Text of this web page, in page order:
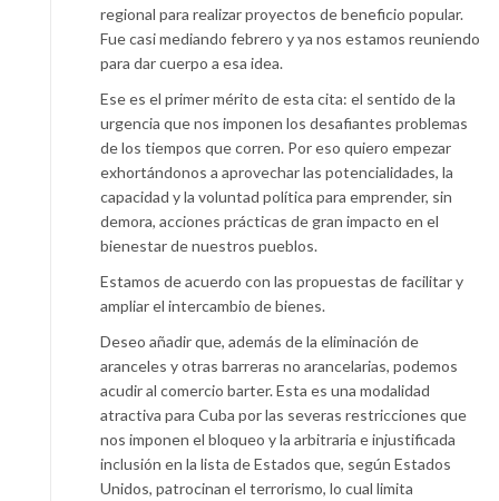
regional para realizar proyectos de beneficio popular.
Fue casi mediando febrero y ya nos estamos reuniendo
para dar cuerpo a esa idea.
Ese es el primer mérito de esta cita: el sentido de la
urgencia que nos imponen los desafiantes problemas
de los tiempos que corren. Por eso quiero empezar
exhortándonos a aprovechar las potencialidades, la
capacidad y la voluntad política para emprender, sin
demora, acciones prácticas de gran impacto en el
bienestar de nuestros pueblos.
Estamos de acuerdo con las propuestas de facilitar y
ampliar el intercambio de bienes.
Deseo añadir que, además de la eliminación de
aranceles y otras barreras no arancelarias, podemos
acudir al comercio barter. Esta es una modalidad
atractiva para Cuba por las severas restricciones que
nos imponen el bloqueo y la arbitraria e injustificada
inclusión en la lista de Estados que, según Estados
Unidos, patrocinan el terrorismo, lo cual limita